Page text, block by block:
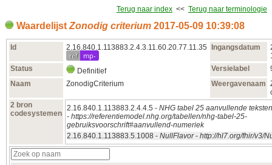
Terug naar index << Terug naar terminologie
Waardelijst Zonodig criterium 2017‑05‑09 10:39:08
Id 2.16.840.1.113883.2.4.3.11.60.20.77.11.35
ref mp-
Ingangsdatum
Status
Definitief Versielabel
Naam
ZonodigCriterium Weergavenaam
2 bron
codesystemen
2.16.840.1.113883.2.4.4.5 - NHG tabel 25 aanvullende
- https://referentiemodel.nhg.org/tabellen/nhg-tabel-25-
gebruiksvoorschrift#aanvullend-numeriek
2.16.840.1.113883.5.1008 - NullFlavor- http://hl7.org/fhir/v3/